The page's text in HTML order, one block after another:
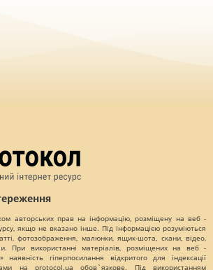
авторських прав на інформацію, розміщену на веб -
якщо не вказано інше. Під інформацією розуміються
фотозображення, малюнки, ящик-шота, скани, відео,
При використанні матеріалів, розміщених на веб -
наявність гіперпосилання відкритого для індексації
на protocol.ua обов`язкове. Під використанням